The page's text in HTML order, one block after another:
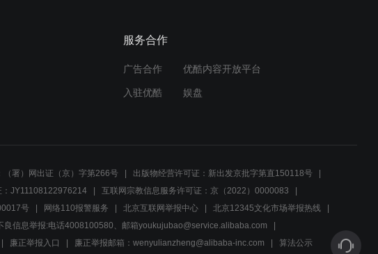
社会脊梁之一名老共产党员
04:36
社会脊梁之一名老共产党员
的遗书
服务合作
广告合作 优酷内容开放平台
入驻优酷 娱盘
（署）网出证（京）字第266号
出版物经营许可证：新出发京批字第直150118号
：JY11108122976214
互联网宗教信息服务许可证：京（2022）0000083
号 网络110报警服务 北京互联网举报中心
北京12345文化市场举报热线
良信息举报:电话4008100580、邮箱youkujubao@service.alibaba.com
廉正举报入口 廉正举报邮箱：wenyulianzheng@alibaba-inc.com 算法公示